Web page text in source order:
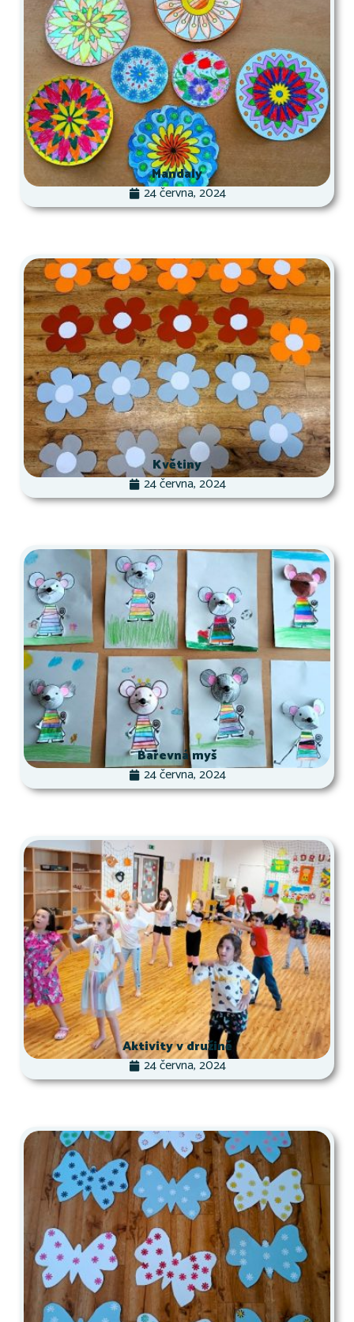
Mandaly
24 června, 2024
Květiny
24 června, 2024
Barevná myš
24 června, 2024
Aktivity v družině
24 června, 2024